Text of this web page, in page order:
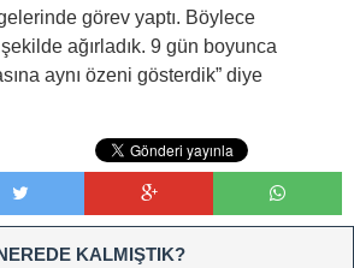
görev yaptı. Böylece
şekilde ağırladık. 9 gün boyunca
aynı özeni gösterdik” diye
KALMIŞTIK?